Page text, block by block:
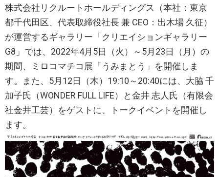
株式会社リクルートホールディングス（本社：東京
都千代田区、代表取締役社長 兼 CEO：出木場 久征）
が運営するギャラリー「クリエイションギャラリー
G8」では、2022年4月5日（火）～5月23日（月）の
期間、ミロコマチコ展「うみまとう」を開催しま
す。また、5月12日（木）19:10～20:40には、大脇 千
加子氏（WONDER FULL LIFE）と金井 志人氏（有限会
社金井工芸）をゲストに、トークイベントを開催し
ます。